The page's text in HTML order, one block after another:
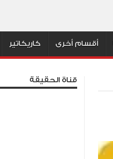
أقسام أخرى كاريكاتير
قناة الحقيقة